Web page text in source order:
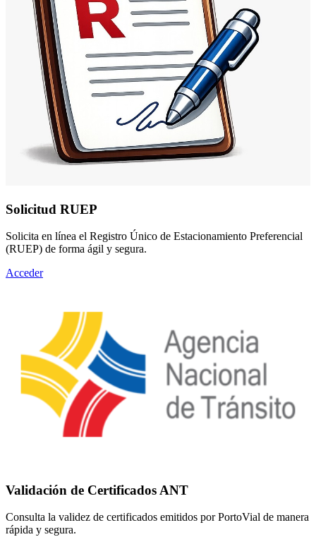
Solicitud RUEP
Solicita en línea el Registro Único de Estacionamiento Preferencial
(RUEP) de forma ágil y segura.
Acceder
Validación de Certificados ANT
Consulta la validez de certificados emitidos por PortoVial de manera
rápida y segura.